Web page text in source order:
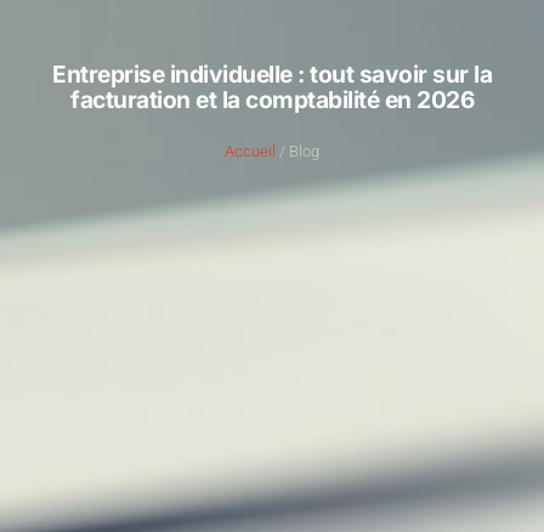
Entreprise individuelle : tout savoir sur la
facturation et la comptabilité en 2026
Accueil / Blog